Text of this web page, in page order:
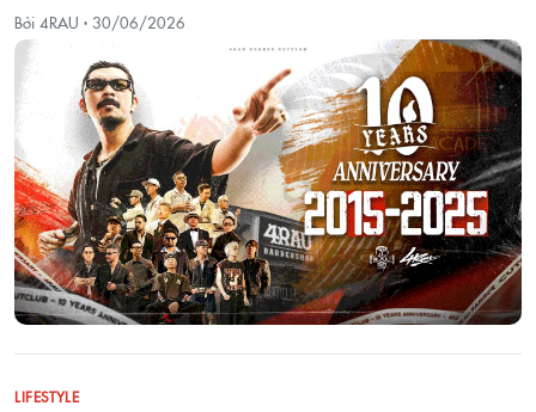
Bởi 4RAU · 30/06/2026
LIFESTYLE